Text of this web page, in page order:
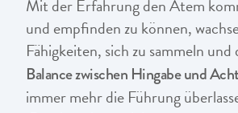
Mit der Erfahrung den Atem
und empfinden zu können,
Fähigkeiten, sich zu sammeln
Balance zwischen Hingabe und
immer mehr die Führung